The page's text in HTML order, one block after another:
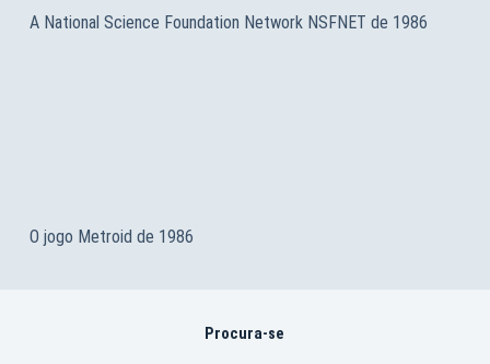
A National Science Foundation Network NSFNET de 1986
O jogo Metroid de 1986
Procura-se